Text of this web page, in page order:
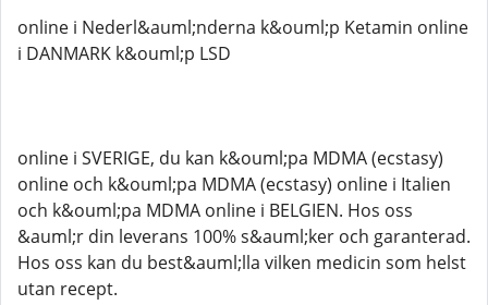
online i Nederl&auml;nderna k&ouml;p Ketamin online
i DANMARK k&ouml;p LSD
online i SVERIGE, du kan k&ouml;pa MDMA (ecstasy)
online och k&ouml;pa MDMA (ecstasy) online i Italien
och k&ouml;pa MDMA online i BELGIEN. Hos oss
&auml;r din leverans 100% s&auml;ker och garanterad.
Hos oss kan du best&auml;lla vilken medicin som helst
utan recept.